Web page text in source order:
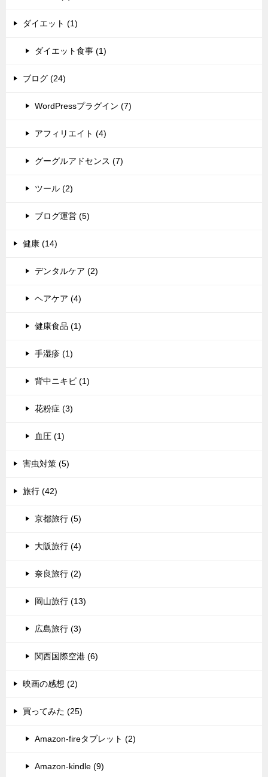
ダイエット (1)
ダイエット食事 (1)
ブログ (24)
WordPressプラグイン (7)
アフィリエイト (4)
グーグルアドセンス (7)
ツール (2)
ブログ運営 (5)
健康 (14)
デンタルケア (2)
ヘアケア (4)
健康食品 (1)
手湿疹 (1)
背中ニキビ (1)
花粉症 (3)
血圧 (1)
害虫対策 (5)
旅行 (42)
京都旅行 (5)
大阪旅行 (4)
奈良旅行 (2)
岡山旅行 (13)
広島旅行 (3)
関西国際空港 (6)
映画の感想 (2)
買ってみた (25)
Amazon-fireタブレット (2)
Amazon-kindle (9)